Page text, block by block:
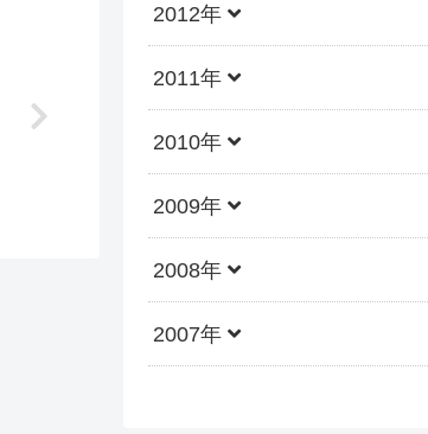
2012年
2011年
2010年
2009年
2008年
2007年